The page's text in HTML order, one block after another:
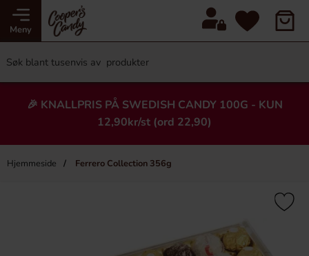
Meny
🎉 KNALLPRIS PÅ SWEDISH CANDY 100G - KUN
12,90kr/st (ord 22,90)
Hjemmeside Ferrero Collection 356g
×